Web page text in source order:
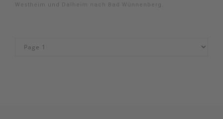
Westheim und Dalheim nach Bad Wünnenberg.